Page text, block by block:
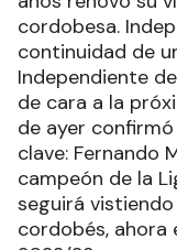
cordobesa.
continuidad de
Independiente
de cara a la
de ayer
clave: Fernando
campeón de la
seguirá
cordobés, ahora